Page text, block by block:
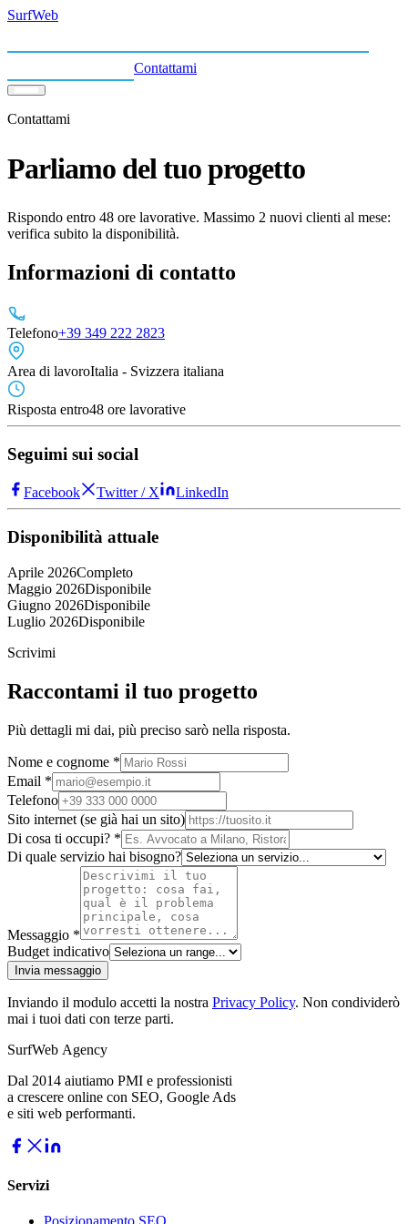
SurfWeb
Contattami
Contattami
Parliamo del tuo progetto
Rispondo entro 48 ore lavorative. Massimo 2 nuovi clienti al mese:
verifica subito la disponibilità.
Informazioni di contatto
Telefono+39 349 222 2823
Area di lavoroItalia - Svizzera italiana
Risposta entro48 ore lavorative
Seguimi sui social
Facebook Twitter / X LinkedIn
Disponibilità attuale
Aprile 2026Completo
Maggio 2026Disponibile
Giugno 2026Disponibile
Luglio 2026Disponibile
Scrivimi
Raccontami il tuo progetto
Più dettagli mi dai, più preciso sarò nella risposta.
Nome e cognome *
Email *
Telefono
Sito internet (se già hai un sito)
Di cosa ti occupi? *
Di quale servizio hai bisogno?
Messaggio *
Budget indicativo
Invia messaggio
Inviando il modulo accetti la nostra Privacy Policy. Non condividerò
mai i tuoi dati con terze parti.
SurfWeb Agency
Dal 2014 aiutiamo PMI e professionisti
a crescere online con SEO, Google Ads
e siti web performanti.
Servizi